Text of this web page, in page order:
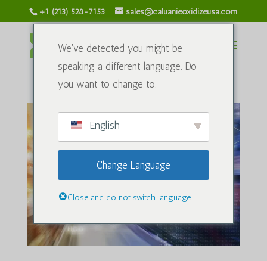
+1 (213) 528-7153 sales@caluanieoxidizeusa.com
We've detected you might be
speaking a different language. Do
you want to change to:
English
Change Language
Close and do not switch language